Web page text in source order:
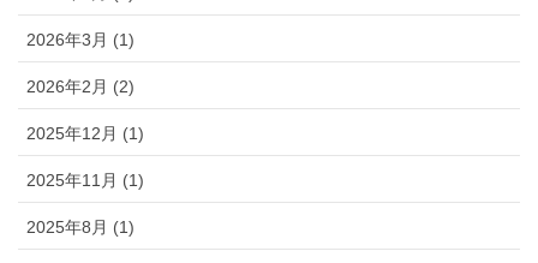
2026年3月 (1)
2026年2月 (2)
2025年12月 (1)
2025年11月 (1)
2025年8月 (1)